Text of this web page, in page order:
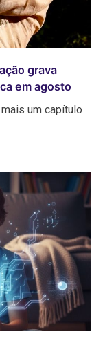
grava
em agosto
um capítulo